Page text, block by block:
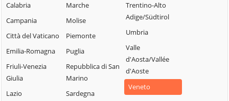
Calabria
Campania
Città del Vaticano
Emilia-Romagna
Friuli-Venezia
Giulia
Lazio
Marche
Molise
Piemonte
Puglia
Repubblica di San
Marino
Sardegna
Trentino-Alto
Adige/Südtirol
Umbria
Valle
d'Aosta/Vallée
d'Aoste
Veneto